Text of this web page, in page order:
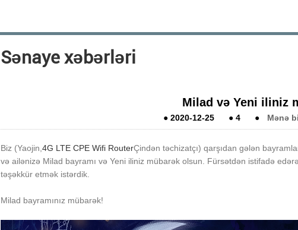
Sənaye xəbərləri
Milad və Yeni iliniz
●2020-12-25 ●4 ● Mənə
Biz (Yaojin, 4G LTE CPE Wifi RouterÇindən təchizatçı) qarşıdan gələn
və ailənizə Milad bayramı və Yeni iliniz mübarək olsun. Fürsətdən istifadə
təşəkkür etmək istərdik.
Milad bayramınız mübarək!